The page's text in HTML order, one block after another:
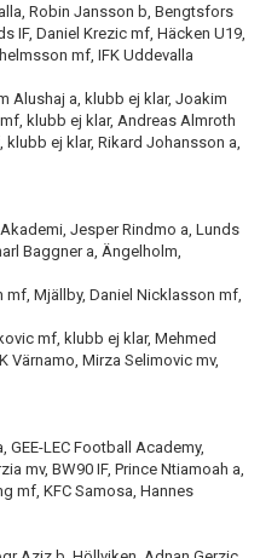
Robin Jansson b, Bengtsfors
IF, Daniel Krezic mf, Häcken U19,
mf, IFK Uddevalla
Alushaj a, klubb ej klar, Joakim
klubb ej klar, Andreas Almroth
ej klar, Rikard Johansson a,
Jesper Rindmo a, Lunds
Baggner a, Ängelholm,
Mjällby, Daniel Nicklasson mf,
mf, klubb ej klar, Mehmed
Värnamo, Mirza Selimovic mv,
GEE-LEC Football Academy,
mv, BW90 IF, Prince Ntiamoah a,
mf, KFC Samosa, Hannes